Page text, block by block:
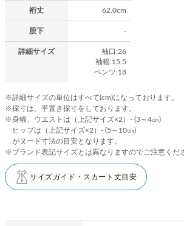
裄丈 62.0cm
股下 -
詳細サイズ
袖口:26
袖幅:15.5
ベンツ:18
※詳細サイズの単位はすべて(cm)になっております。
※採寸は、平置き採寸をしております。
※身幅、ウエストは（上記サイズ×2）- (3～4㎝)
ヒップは（上記サイズ×2）- (5～10㎝)
がヌード寸法の目安となります。
※ブランド表記サイズとは異なりますのでご注意くだ
サイズガイド・スカート丈目安